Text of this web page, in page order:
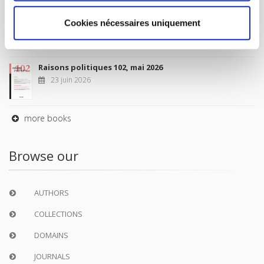
Cookies nécessaires uniquement
Sociétés contemporaines 139, 2025
6 juil. 2026
Raisons politiques 102, mai 2026
23 juin 2026
more books
Browse our
AUTHORS
COLLECTIONS
DOMAINS
JOURNALS